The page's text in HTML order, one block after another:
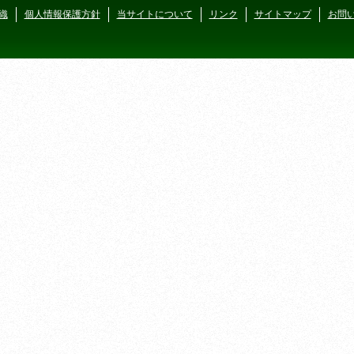
個人情報保護方針 当サイトについて リンク サイトマップ お問